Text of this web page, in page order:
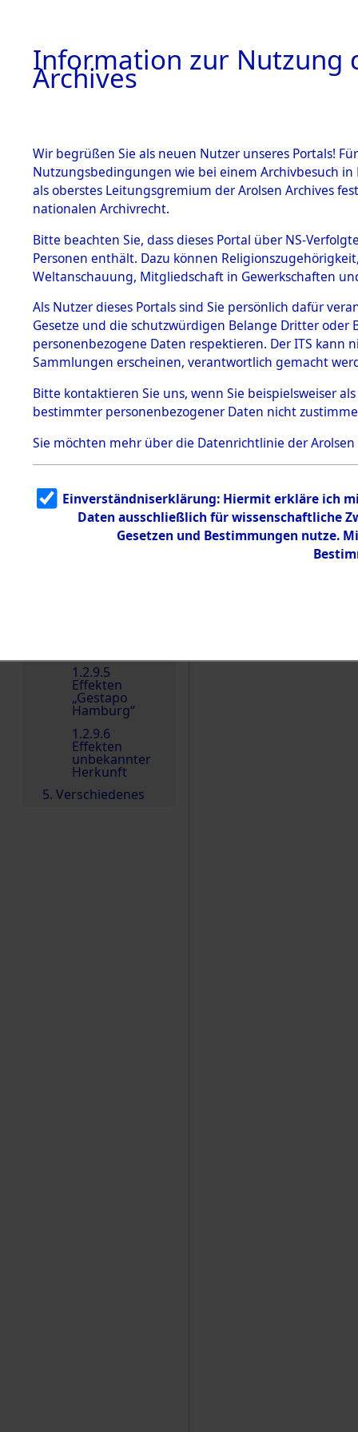
BESTÄNDE
1.
Inhaftierungsdoku
mente
1.2.9 Beim ITS
Effekten
1.2.9.1
Effekten aus
dem KZ
Dachau
1.2.9.2
Effekten aus
dem KZ
Bayerisches
1.2.9.3
Effekten aus
dem KZ
Neuengamm
1.2.9.5
Effekten
„Gestapo
Hamburg“
1.2.9.6
Effekten
unbekannter
Herkunft
5. Verschiedenes
0015
Information zur Nutzung
Archives
Wir begrüßen Sie als neuen Nutzer unseres Portals!
Nutzungsbedingungen wie bei einem Archivbesuch
als oberstes Leitungsgremium der Arolsen Archives
nationalen Archivrecht.
Bitte beachten Sie, dass dieses Portal über NS-
Personen enthält. Dazu können
Weltanschauung, Mitgliedschaft in Gewerkschaften
Als Nutzer dieses Portals sind Sie persönlich dafür
Gesetze und die schutzwürdigen Belange Dritter
personenbezogene Daten respektieren. Der ITS
Sammlungen erscheinen, verantwortlich gemacht
Bitte kontaktieren Sie uns, wenn Sie beispielsweiser
bestimmter personenbezogener Daten nicht
Sie möchten mehr über die Datenrichtlinie der Arolsen
Einverständniserklärung: Hiermit erkläre ich
Daten ausschließlich für wissenschaftliche
Gesetzen und Bestimmungen nutze.